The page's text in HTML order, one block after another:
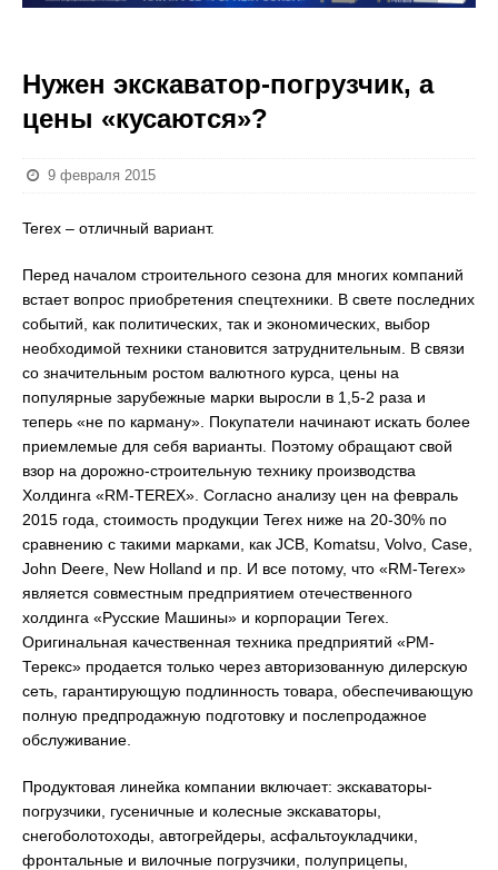
Нужен экскаватор-погрузчик, а
цены «кусаются»?
9 февраля 2015
Terex – отличный вариант.
Перед началом строительного сезона для многих компаний
встает вопрос приобретения спецтехники. В свете последних
событий, как политических, так и экономических, выбор
необходимой техники становится затруднительным. В связи
со значительным ростом валютного курса, цены на
популярные зарубежные марки выросли в 1,5-2 раза и
теперь «не по карману». Покупатели начинают искать более
приемлемые для себя варианты. Поэтому обращают свой
взор на дорожно-строительную технику производства
Холдинга «RM-TEREX». Согласно анализу цен на февраль
2015 года, стоимость продукции Terex ниже на 20-30% по
сравнению с такими марками, как JCB, Komatsu, Volvo, Case,
John Deere, New Holland и пр. И все потому, что «RM-Terex»
является совместным предприятием отечественного
холдинга «Русские Машины» и корпорации Terex.
Оригинальная качественная техника предприятий «РМ-
Терекс» продается только через авторизованную дилерскую
сеть, гарантирующую подлинность товара, обеспечивающую
полную предпродажную подготовку и послепродажное
обслуживание.
Продуктовая линейка компании включает: экскаваторы-
погрузчики, гусеничные и колесные экскаваторы,
снегоболотоходы, автогрейдеры, асфальтоукладчики,
фронтальные и вилочные погрузчики, полуприцепы,